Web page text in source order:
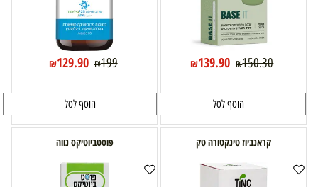
₪150.30
₪139.90
הוסף לסל
₪199
₪129.90
הוסף לסל
קראנביוז טינקטורה טק פוסטביוטיקס נווה